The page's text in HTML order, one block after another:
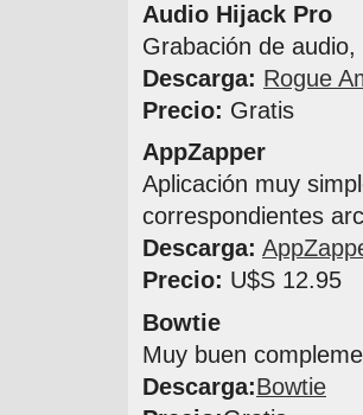
Audio Hijack Pro
Grabación de
Descarga: Rogue
Precio: Gratis
AppZapper
Aplicación muy
correspondientes
Descarga:
Precio: U$S 12.95
Bowtie
Muy buen
Descarga:Bowtie